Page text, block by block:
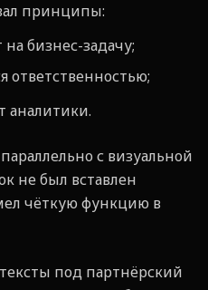
принципы:
на бизнес-задачу;
ответственностью;
аналитики.
с визуальной
не был вставлен
чёткую функцию в
под партнёрский